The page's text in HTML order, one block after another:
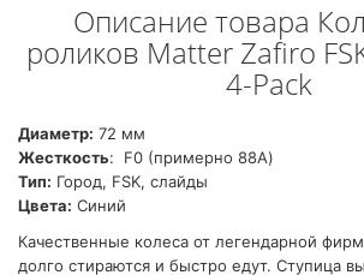
Описание товара
роликов Matter Zafiro
4-Pack
Диаметр: 72 мм
Жесткость: F0 (примерно 88А)
Тип: Город, FSK, слайды
Цвета: Синий
Качественные колеса от легендарной
долго стираются и быстро едут. Ступица